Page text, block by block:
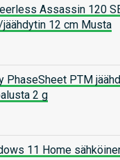
Assassin 120
12 cm Musta
PhaseSheet PTM
2 g
11 Home